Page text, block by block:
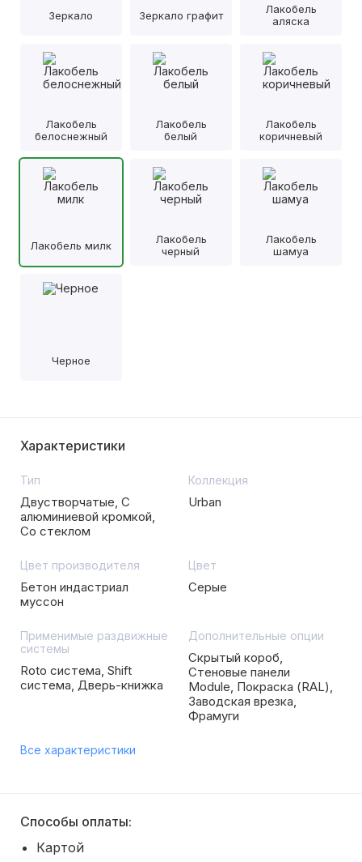
Зеркало Зеркало графит
Лакобель
аляска
Лакобель
белоснежный
Лакобель
белый
Лакобель
коричневый
Лакобель милк
Лакобель
черный
Лакобель
шамуа
Черное
Характеристики
Тип
Двустворчатые, С
алюминиевой кромкой,
Со стеклом
Коллекция
Urban
Цвет производителя
Бетон индастриал
муссон
Цвет
Серые
Применимые раздвижные
системы
Roto система, Shift
система, Дверь-книжка
Дополнительные опции
Скрытый короб,
Стеновые панели
Module, Покраска (RAL),
Заводская врезка,
Фрамуги
Все характеристики
Способы оплаты:
Картой